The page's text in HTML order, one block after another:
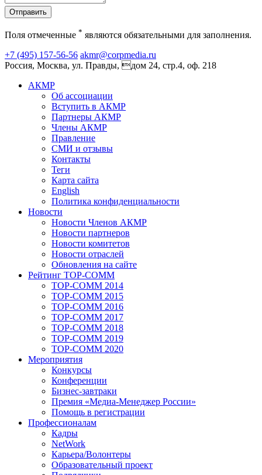
Отправить
Поля отмеченные * являются обязательными для заполнения.
+7 (495) 157-56-56 akmr@corpmedia.ru
Россия, Москва, ул. Правды, дом 24, стр.4, оф. 218
АКМР
Об ассоциации
Вступить в АКМР
Партнеры АКМР
Члены АКМР
Правление
СМИ и отзывы
Контакты
Теги
Карта сайта
English
Политика конфиденциальности
Новости
Новости Членов АКМР
Новости партнеров
Новости комитетов
Новости отраслей
Обновления на сайте
Рейтинг TOP-COMM
TOP-COMM 2014
TOP-COMM 2015
TOP-COMM 2016
TOP-COMM 2017
TOP-COMM 2018
TOP-COMM 2019
TOP-COMM 2020
Мероприятия
Конкурсы
Конференции
Бизнес-завтраки
Премия «Медиа-Менеджер России»
Помощь в регистрации
Профессионалам
Кадры
NetWork
Карьера/Волонтеры
Образовательный проект